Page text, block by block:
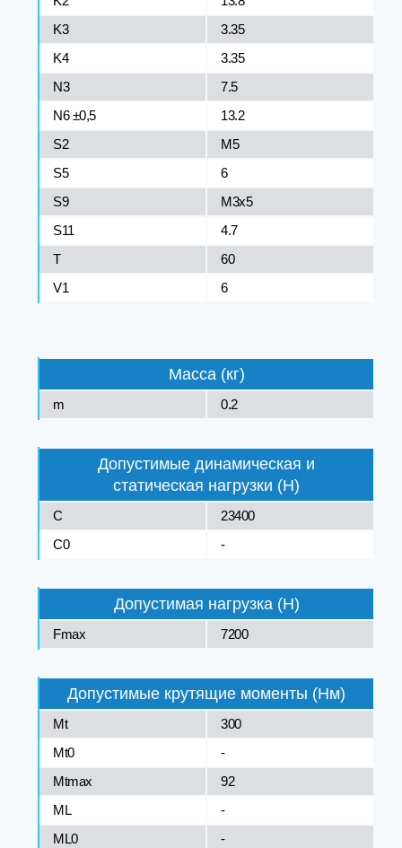
K3
3.35
K4
3.35
N3
7.5
N6 ±0,5
13.2
S2
M5
S5
6
S9
M3x5
S11
4.7
T
60
V1
6
Масса (кг)
m 0.2
Допустимые динамическая и
статическая нагрузки (Н)
C
23400
C0
-
Допустимая нагрузка (Н)
Fmax 7200
Допустимые крутящие моменты (Нм)
Mt
300
Mt0
-
Mtmax
92
ML
-
ML0
-